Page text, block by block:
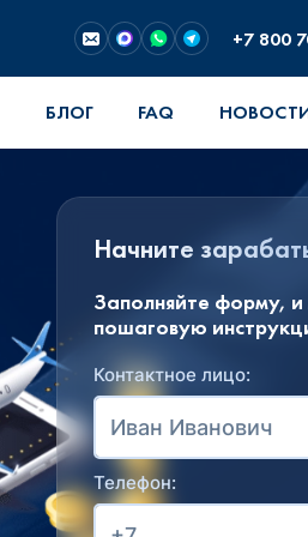
+7 800
БЛОГ FAQ
Начните
Заполняйте форму,
пошаговую
Контактное лицо:
Телефон: